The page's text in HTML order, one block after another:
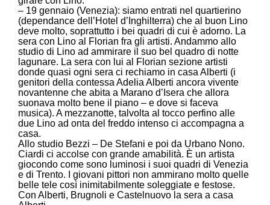
– 19 gennaio (Venezia): siamo entrati nel quartierino
(dependance dell’Hotel d’Inghilterra) che al buon Lino
deve molto, soprattutto i bei quadri di cui è adorno. La
sera con Lino al Florian fra gli artisti. Andammo allo
studio di Lino ad ammirare il suo bel quadro di notte
lagunare. La sera con lui al Florian sezione artisti
donde quasi ogni sera ci rechiamo in casa Alberti (i
genitori della contessa Adelia Alberti ancora vivente
novantenne che abita a Marano d’Isera che allora
suonava molto bene il piano – e dove si faceva
musica). A mezzanotte, talvolta al tocco perfino alle
due Lino ad onta del freddo intenso ci accompagna a
casa.
Allo studio Bezzi – De Stefani e poi da Urbano Nono.
Ciardi ci accolse con grande amabilità. È un artista
giocondo come sono luminosi i suoi quadri di Venezia
e di Trento. I giovani pittori non ammirano molto quelle
belle tele così inimitabilmente soleggiate e festose.
Con Alberti, Brugnoli e Castelnuovo la sera a casa